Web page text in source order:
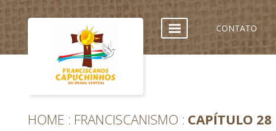
CONTATO
HOME FRANCISCANISMO CAPÍTULO 28